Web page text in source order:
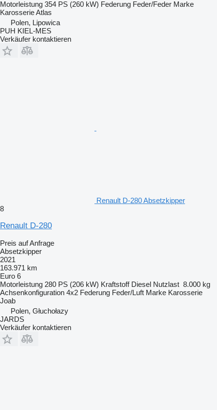
Motorleistung 354 PS (260 kW) Federung Feder/Feder Marke
KarosserieAtlas
Polen, Lipowica
PUH KIEL-MES
Verkäufer kontaktieren
Renault D-280 Absetzkipper
8
Renault D-280
Preis auf Anfrage
Absetzkipper
2021
163.971 km
Euro 6
Motorleistung 280 PS (206 kW) Kraftstoff Diesel Nutzlast 8.000 kg
Achsenkonfiguration 4x2 Federung Feder/Luft Marke Karosserie
Joab
Polen, Głuchołazy
JARDS
Verkäufer kontaktieren